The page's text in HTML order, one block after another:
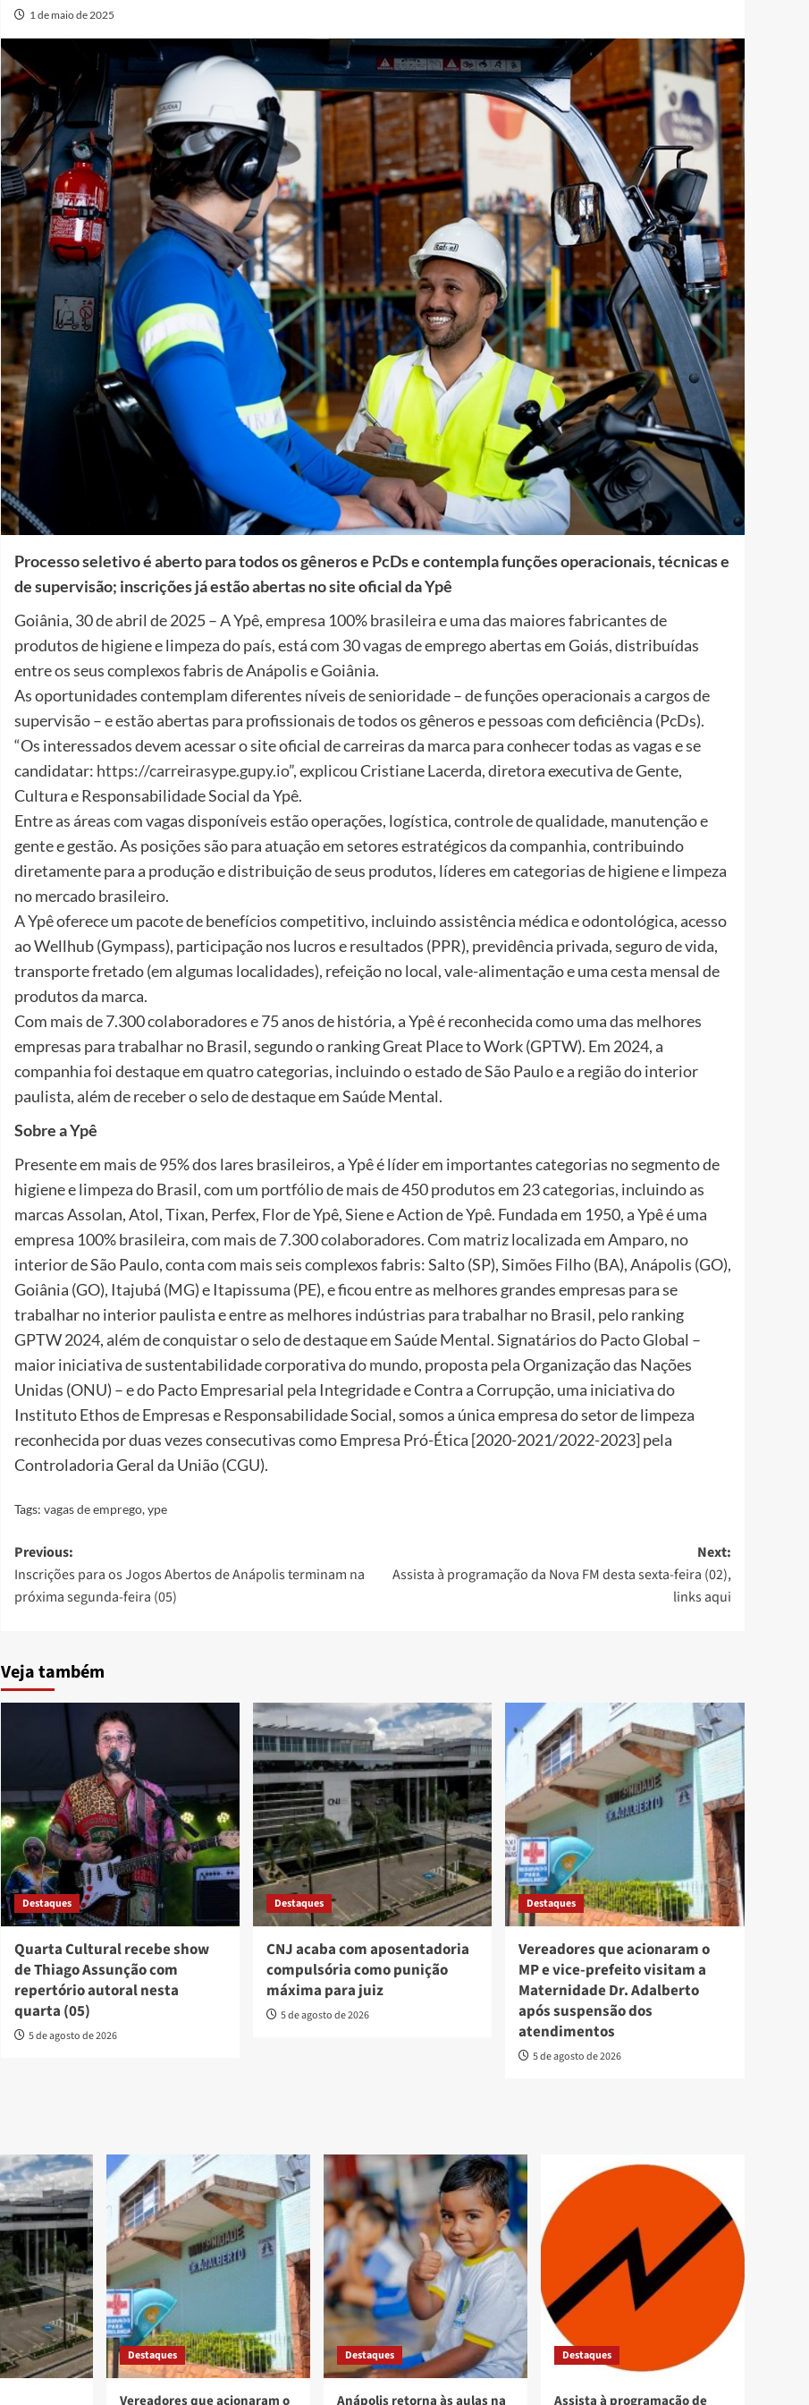
1 de maio de 2025
Processo seletivo é aberto para todos os gêneros e PcDs e contempla funções operacionais, técnicas e
de supervisão; inscrições já estão abertas no site oficial da Ypê
Goiânia, 30 de abril de 2025 – A Ypê, empresa 100% brasileira e uma das maiores fabricantes de
produtos de higiene e limpeza do país, está com 30 vagas de emprego abertas em Goiás, distribuídas
entre os seus complexos fabris de Anápolis e Goiânia.
As oportunidades contemplam diferentes níveis de senioridade – de funções operacionais a cargos de
supervisão – e estão abertas para profissionais de todos os gêneros e pessoas com deficiência (PcDs).
“Os interessados devem acessar o site oficial de carreiras da marca para conhecer todas as vagas e se
candidatar: https://carreirasype.gupy.io”, explicou Cristiane Lacerda, diretora executiva de Gente,
Cultura e Responsabilidade Social da Ypê.
Entre as áreas com vagas disponíveis estão operações, logística, controle de qualidade, manutenção e
gente e gestão. As posições são para atuação em setores estratégicos da companhia, contribuindo
diretamente para a produção e distribuição de seus produtos, líderes em categorias de higiene e limpeza
no mercado brasileiro.
A Ypê oferece um pacote de benefícios competitivo, incluindo assistência médica e odontológica, acesso
ao Wellhub (Gympass), participação nos lucros e resultados (PPR), previdência privada, seguro de vida,
transporte fretado (em algumas localidades), refeição no local, vale-alimentação e uma cesta mensal de
produtos da marca.
Com mais de 7.300 colaboradores e 75 anos de história, a Ypê é reconhecida como uma das melhores
empresas para trabalhar no Brasil, segundo o ranking Great Place to Work (GPTW). Em 2024, a
companhia foi destaque em quatro categorias, incluindo o estado de São Paulo e a região do interior
paulista, além de receber o selo de destaque em Saúde Mental.
Sobre a Ypê
Presente em mais de 95% dos lares brasileiros, a Ypê é líder em importantes categorias no segmento de
higiene e limpeza do Brasil, com um portfólio de mais de 450 produtos em 23 categorias, incluindo as
marcas Assolan, Atol, Tixan, Perfex, Flor de Ypê, Siene e Action de Ypê. Fundada em 1950, a Ypê é uma
empresa 100% brasileira, com mais de 7.300 colaboradores. Com matriz localizada em Amparo, no
interior de São Paulo, conta com mais seis complexos fabris: Salto (SP), Simões Filho (BA), Anápolis (GO),
Goiânia (GO), Itajubá (MG) e Itapissuma (PE), e ficou entre as melhores grandes empresas para se
trabalhar no interior paulista e entre as melhores indústrias para trabalhar no Brasil, pelo ranking
GPTW 2024, além de conquistar o selo de destaque em Saúde Mental. Signatários do Pacto Global –
maior iniciativa de sustentabilidade corporativa do mundo, proposta pela Organização das Nações
Unidas (ONU) – e do Pacto Empresarial pela Integridade e Contra a Corrupção, uma iniciativa do
Instituto Ethos de Empresas e Responsabilidade Social, somos a única empresa do setor de limpeza
reconhecida por duas vezes consecutivas como Empresa Pró-Ética [2020-2021/2022-2023] pela
Controladoria Geral da União (CGU).
Tags: vagas de emprego,ype
Post
navigation
Previous:
Inscrições para os Jogos Abertos de Anápolis terminam na
próxima segunda-feira (05)
Next:
Assista à programação da Nova FM desta sexta-feira (02),
links aqui
Veja também
Destaques
Quarta Cultural recebe show
de Thiago Assunção com
repertório autoral nesta
quarta (05)
5 de agosto de 2026
Destaques
CNJ acaba com aposentadoria
compulsória como punição
máxima para juiz
5 de agosto de 2026
Destaques
Vereadores que acionaram o
MP e vice-prefeito visitam a
Maternidade Dr. Adalberto
após suspensão dos
atendimentos
5 de agosto de 2026
Destaques Destaques Destaques